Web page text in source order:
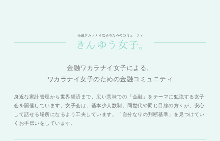
金融ワカラナイ女子による、
ワカラナイ女子のための金融コミュニティ
身近な家計管理から世界経済まで、広い意味での「金融」をテーマに勉強する女子
会を開催しています。女子会は、基本少人数制。同世代や同じ目線の方々が、安心
して話せる場所になるよう工夫しています。「自分なりの判断基準」を見つけてい
くお手伝いをしています。